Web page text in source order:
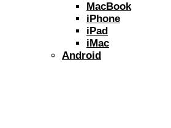
MacBook
iPhone
iPad
iMac
Android